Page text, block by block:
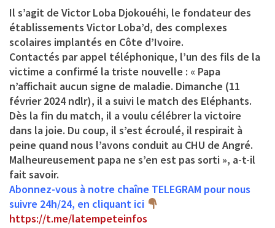
Il s’agit de Victor Loba Djokouéhi, le fondateur des
établissements Victor Loba’d, des complexes
scolaires implantés en Côte d’Ivoire.
Contactés par appel téléphonique, l’un des fils de la
victime a confirmé la triste nouvelle : « Papa
n’affichait aucun signe de maladie. Dimanche (11
février 2024 ndlr), il a suivi le match des Eléphants.
Dès la fin du match, il a voulu célébrer la victoire
dans la joie. Du coup, il s’est écroulé, il respirait à
peine quand nous l’avons conduit au CHU de Angré.
Malheureusement papa ne s’en est pas sorti », a-t-il
fait savoir.
Abonnez-vous à notre chaîne TELEGRAM pour nous
suivre 24h/24, en cliquant ici
https://t.me/latempeteinfos